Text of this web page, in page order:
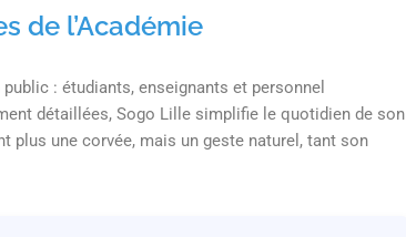
de l’Académie
: étudiants, enseignants et personnel
détaillées, Sogo Lille simplifie le quotidien de son
plus une corvée, mais un geste naturel, tant son